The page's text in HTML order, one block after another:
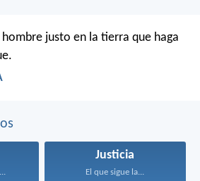
justo en la tierra que haga
Justicia
El que sigue la...